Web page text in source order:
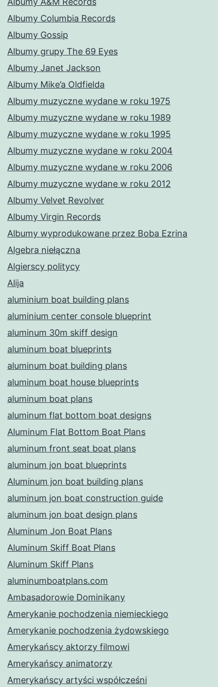
Albumy Columbia Records
Albumy Gossip
Albumy grupy The 69 Eyes
Albumy Janet Jackson
Albumy Mike’a Oldfielda
Albumy muzyczne wydane w roku 1975
Albumy muzyczne wydane w roku 1989
Albumy muzyczne wydane w roku 1995
Albumy muzyczne wydane w roku 2004
Albumy muzyczne wydane w roku 2006
Albumy muzyczne wydane w roku 2012
Albumy Velvet Revolver
Albumy Virgin Records
Albumy wyprodukowane przez Boba Ezrina
Algebra niełączna
Algierscy politycy
Alija
aluminium boat building plans
aluminium center console blueprint
aluminum 30m skiff design
aluminum boat blueprints
aluminum boat building plans
aluminum boat house blueprints
aluminum boat plans
aluminum flat bottom boat designs
Aluminum Flat Bottom Boat Plans
aluminum front seat boat plans
aluminum jon boat blueprints
Aluminum jon boat building plans
aluminum jon boat construction guide
aluminum jon boat design plans
Aluminum Jon Boat Plans
Aluminum Skiff Boat Plans
Aluminum Skiff Plans
aluminumboatplans.com
Ambasadorowie Dominikany
Amerykanie pochodzenia niemieckiego
Amerykanie pochodzenia żydowskiego
Amerykańscy aktorzy filmowi
Amerykańscy animatorzy
Amerykańscy artyści współcześni